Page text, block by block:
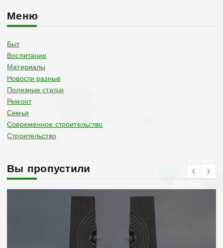
Меню
Быт
Воспитание
Материалы
Новости разные
Полезные статьи
Ремонт
Семья
Современное строительство
Строительство
Вы пропустили